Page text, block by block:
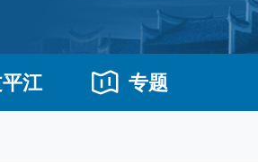
江 专题